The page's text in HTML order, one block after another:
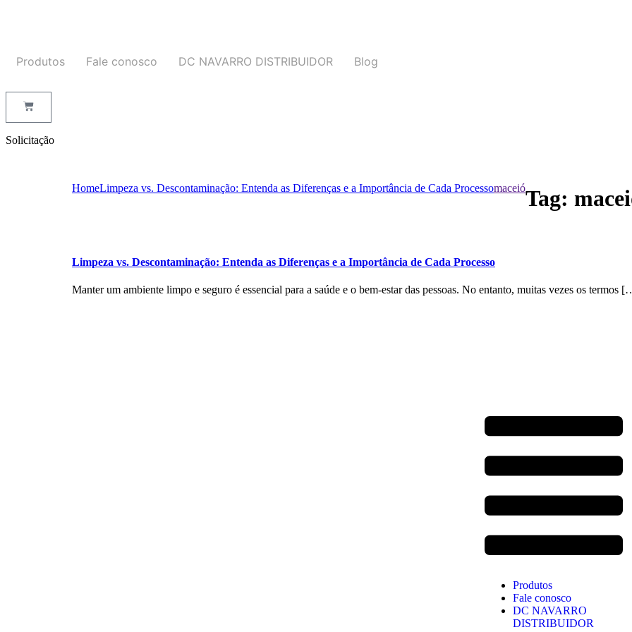
Produtos Fale conosco DC NAVARRO DISTRIBUIDOR Blog
Solicitação
HomeLimpeza vs. Descontaminação: Entenda as Diferenças e a Importância de Cada ProcessomaceióTag:
Limpeza vs. Descontaminação: Entenda as Diferenças e a Importância de Cada Processo
Manter um ambiente limpo e seguro é essencial para a saúde e o bem-estar das pessoas. No entanto, muitas vezes os termos
Produtos
Fale conosco
DC NAVARRO
DISTRIBUIDOR